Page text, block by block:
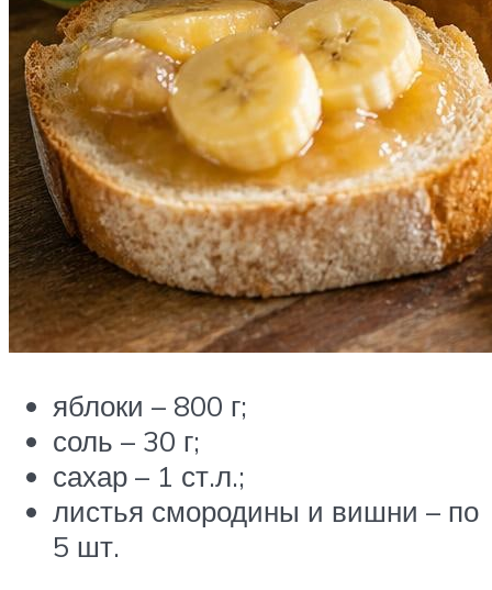
яблоки – 800 г;
соль – 30 г;
сахар – 1 ст.л.;
листья смородины и вишни – по
5 шт.